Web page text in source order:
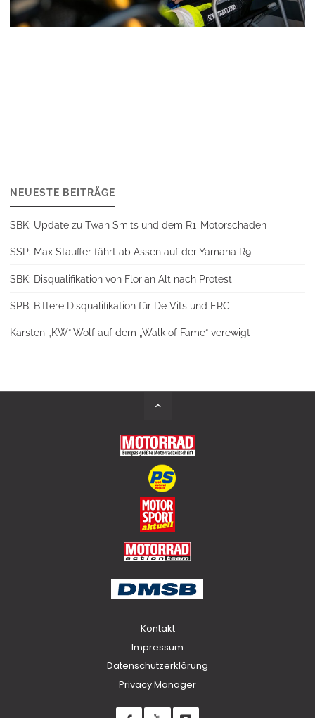
NEUESTE BEITRÄGE
SBK: Update zu Twan Smits und dem R1-Motorschaden
SSP: Max Stauffer fährt ab Assen auf der Yamaha R9
SBK: Disqualifikation von Florian Alt nach Protest
SPB: Bittere Disqualifikation für De Vits und ERC
Karsten „KW“ Wolf auf dem „Walk of Fame“ verewigt
Kontakt
Impressum
Datenschutzerklärung
Privacy Manager
Back